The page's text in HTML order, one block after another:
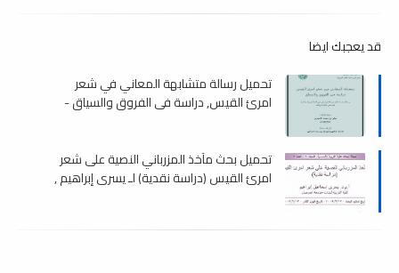
قد يعجبك ايضا
تحميل رسالة متشابهة المعاني في شعر
امرئ القيس, دراسة في الفروق والسياق -
تحميل بحث مآخذ المزرباني النصية على شعر
امرئ القيس (دراسة نقدية) لـ يسرى إبراھيم ,